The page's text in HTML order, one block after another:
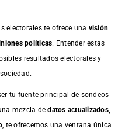
electorales te ofrece una visión
políticas. Entender estas
resultados electorales y
tu fuente principal de sondeos
mezcla dedatos actualizados,
, te ofrecemos una ventana única